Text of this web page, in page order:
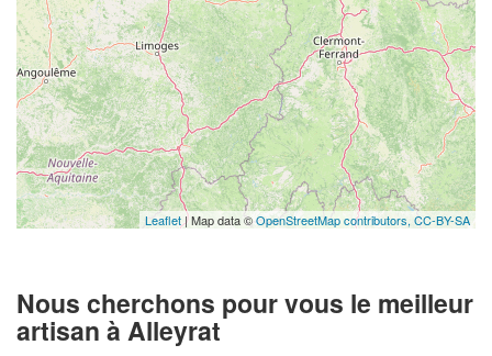
Leaflet| Map data ©OpenStreetMap contributors, CC-BY-SA
Nous cherchons pour vous le meilleur
artisan à Alleyrat